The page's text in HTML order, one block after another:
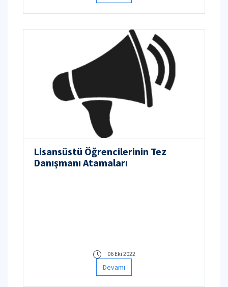
Lisansüstü Öğrencilerinin Tez
Danışmanı Atamaları
06 Eki 2022
Devamı